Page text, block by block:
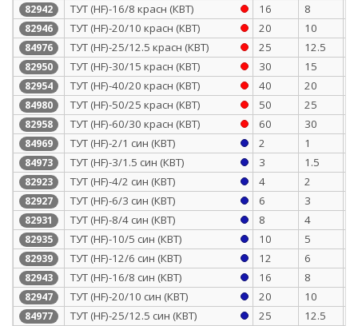
82942 ТУТ (HF)-16/8 красн (КВТ) 16 8
82946 ТУТ (HF)-20/10 красн (КВТ) 20 10
84976 ТУТ (HF)-25/12.5 красн (КВТ) 25 12.5
82950 ТУТ (HF)-30/15 красн (КВТ) 30 15
82954 ТУТ (HF)-40/20 красн (КВТ) 40 20
84980 ТУТ (HF)-50/25 красн (КВТ) 50 25
82958 ТУТ (HF)-60/30 красн (КВТ) 60 30
84969 ТУТ (HF)-2/1 син (КВТ) 2 1
84973 ТУТ (HF)-3/1.5 син (КВТ) 3 1.5
82923 ТУТ (HF)-4/2 син (КВТ) 4 2
82927 ТУТ (HF)-6/3 син (КВТ) 6 3
82931 ТУТ (HF)-8/4 син (КВТ) 8 4
82935 ТУТ (HF)-10/5 син (КВТ) 10 5
82939 ТУТ (HF)-12/6 син (КВТ) 12 6
82943 ТУТ (HF)-16/8 син (КВТ) 16 8
82947 ТУТ (HF)-20/10 син (КВТ) 20 10
84977 ТУТ (HF)-25/12.5 син (КВТ) 25 12.5